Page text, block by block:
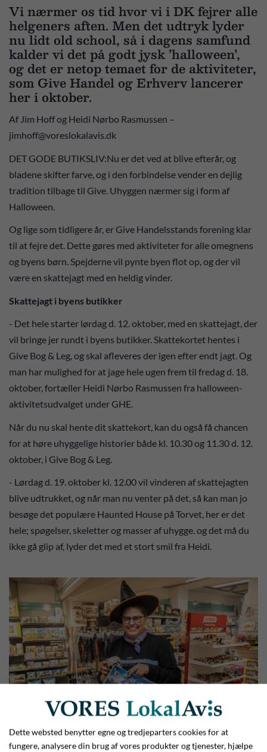
Vi nærmer os tid hvor vi i DK fejrer alle
helgeners aften. Men det udtryk lyder
nu lidt old school, så i dagens samfund
kalder vi det på godt jysk ’halloween’,
og det er netop temaet for de aktiviteter,
som Give Handel og Erhverv lancerer
her i oktober.
Af Jim Hoff og Heidi Nørbo Rasmussen –
jimhoff@voreslokalavis.dk
DET GODE BUTIKSLIV:Nu er det ved at blive efterår, og
bladene skifter farve, og i den forbindelse vender en dejlig
tradition tilbage til Give. Uhyggen nærmer sig i form af
Halloween.
Og lige som tidligere år, er Give Handelsstands forening klar
til at fejre det. Dette gøres med aktiviteter for alle omegnens
og byens børn. Spejderne vil pynte byen flot op, og der vil
være en skattejagt med en heldig vinder.
Skattejagt i byens butikker
- Det hele starter lørdag d. 12. oktober, med en skattejagt, der
vil bringe jer rundt i byens butikker. Skattekortet hentes i
Give Bog & Leg, og skal afleveres der igen efter endt jagt. Og
man har mulighed for at jage hele ugen frem til fredag d. 18.
oktober, fortæller Heidi Nørbo Rasmussen fra halloween-
aktivitetsudvalget under GHE.
Når du nu skal hente dit skattekort, kan du også få chancen
for at høre uhyggelige historier både kl. 10.30 og 11.30 d. 12.
oktober, i Give Bog & Leg.
- Lørdag d. 19. oktober kl. 12.00 vil vinderen af skattejagten
blive udtrukket, og når man nu venter på det, så kan man jo
besøge det populære Haunted House på Torvet, her er det
hele; spøgelser, skeletter og masser af uhygge. og det må du
ikke gå glip af, lyder det med et stort smil fra Heidi.
Halloween-eventen i Give starter lørdag d. 12. oktober med
Dette websted benytter egne og tredjeparters cookies for at
fungere, analysere din brug af vores produkter og tjenester, hjælpe